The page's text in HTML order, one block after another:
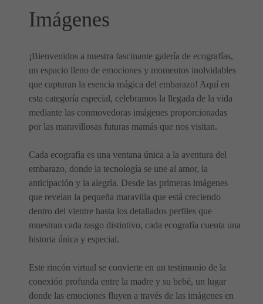
Imágenes
¡Bienvenidos a nuestra fascinante galería de ecografías,
un espacio lleno de emociones y momentos inolvidables
que capturan la esencia mágica del embarazo! Aquí en
esta categoría especial, celebramos la llegada de la vida
mediante las conmovedoras imágenes proporcionadas
por las maravillosas futuras mamás que nos visitan.
Cada ecografía es una ventana única a la aventura del
embarazo, donde la tecnología se une al amor, la
anticipación y la alegría. Desde las primeras imágenes
que revelan la pequeña maravilla que está creciendo
dentro del vientre hasta los detallados perfiles que
muestran cada rasgo distintivo, cada ecografía cuenta una
historia única y especial.
Este rincón virtual se convierte en un testimonio de la
conexión profunda entre la madre y su bebé, un lugar
donde las emociones fluyen a través de las imágenes en